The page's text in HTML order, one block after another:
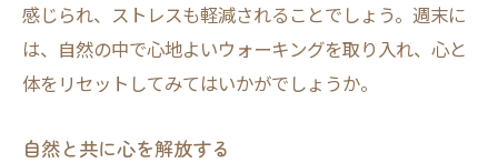
感じられ、ストレスも軽減されることでしょう。週末に
は、自然の中で心地よいウォーキングを取り入れ、心と
体をリセットしてみてはいかがでしょうか。
自然と共に心を解放する